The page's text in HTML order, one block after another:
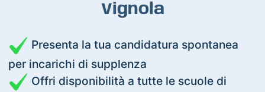
Vignola
Presenta la tua candidatura spontanea
per incarichi di supplenza
Offri disponibilità a tutte le scuole di